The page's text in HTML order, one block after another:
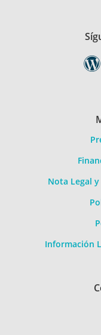
Nota Legal
Información